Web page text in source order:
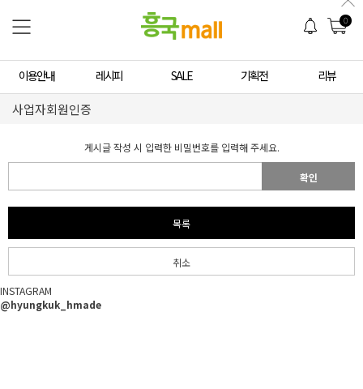
0
이용안내 레시피 SALE 기획전 리뷰
사업자회원인증
게시글 작성 시 입력한 비밀번호를 입력해 주세요.
확인
목록
취소
INSTAGRAM
@hyungkuk_hmade